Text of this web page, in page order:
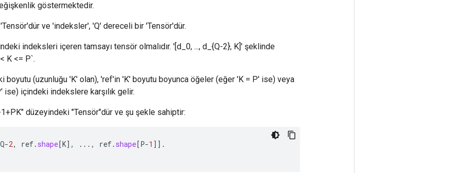
göstermektedir.
ve 'indeksler', 'Q' dereceli bir 'Tensör'dür.
indeksleri içeren tamsayı tensör olmalıdır. '[d_0, ..., d_{Q-2}, K]' şeklinde
K <= P`.
boyutu (uzunluğu 'K' olan), 'ref'in 'K' boyutu boyunca öğeler (eğer 'K = P' ise) veya
içindeki indekslere karşılık gelir.
düzeyindeki "Tensör"dür ve şu şekle sahiptir:
Q-2, ref. shape[K] , ..., ref. shape[P-1 ]] .